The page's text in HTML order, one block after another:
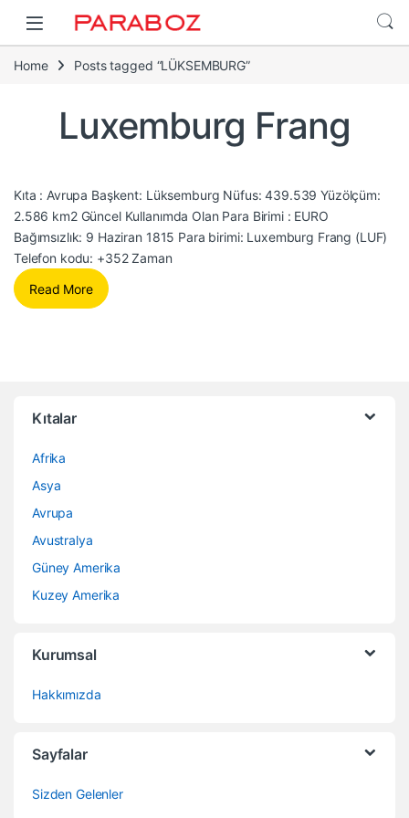
Home Posts tagged “LÜKSEMBURG”
Luxemburg Frang
Kıta : Avrupa Başkent: Lüksemburg Nüfus: 439.539 Yüzölçüm:
2.586 km2 Güncel Kullanımda Olan Para Birimi : EURO
Bağımsızlık: 9 Haziran 1815 Para birimi: Luxemburg Frang (LUF)
Telefon kodu: +352 Zaman
Read More
Kıtalar
Afrika
Asya
Avrupa
Avustralya
Güney Amerika
Kuzey Amerika
Kurumsal
Hakkımızda
Sayfalar
Sizden Gelenler